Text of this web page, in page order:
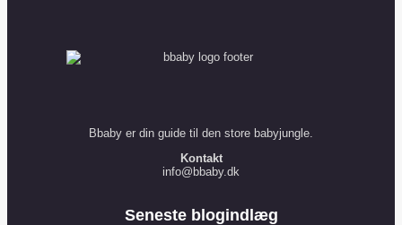
Bbaby er din guide til den store babyjungle.
Kontakt
info@bbaby.dk
Seneste blogindlæg